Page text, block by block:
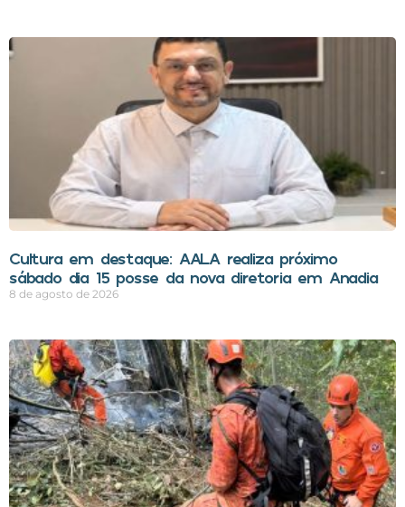
Cultura em destaque: AALA realiza próximo
sábado dia 15 posse da nova diretoria em Anadia
8 de agosto de 2026